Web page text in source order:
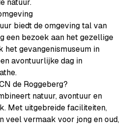
biedt de omgeving tal van
een bezoek aan het gezellige
het gevangenismuseum in
avontuurlijke dag in
de Roggeberg?
natuur, avontuur en
Met uitgebreide faciliteiten,
veel vermaak voor jong en oud,